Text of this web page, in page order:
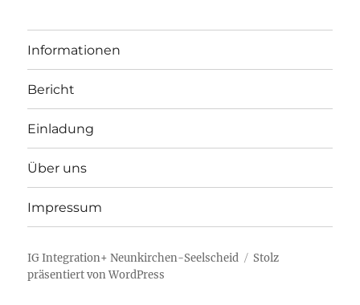
Informationen
Bericht
Einladung
Über uns
Impressum
IG Integration+ Neunkirchen-Seelscheid
Stolz
präsentiert von WordPress